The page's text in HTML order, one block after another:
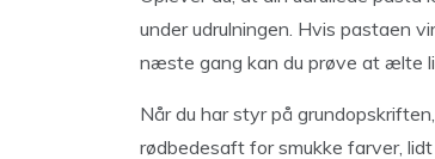
under udrulningen. Hvis pastaen
næste gang kan du prøve at ælte
Når du har styr på
rødbedesaft for smukke farver,